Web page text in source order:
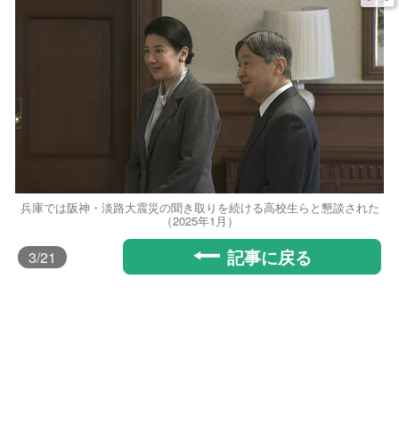
兵庫では阪神・淡路大震災の聞き取りを続ける高校生らと懇談された
（2025年1月）
3/21 記事に戻る